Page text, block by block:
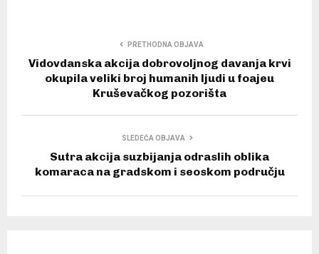
PRETHODNA OBJAVA
Vidovdanska akcija dobrovoljnog davanja krvi
okupila veliki broj humanih ljudi u foajeu
Kruševačkog pozorišta
SLEDEĆA OBJAVA
Sutra akcija suzbijanja odraslih oblika
komaraca na gradskom i seoskom području